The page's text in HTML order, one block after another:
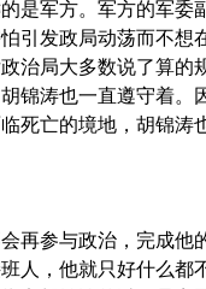
是军方。军方的军
引发政局动荡而不
治局大多数说了算
锦涛也一直遵守着
死亡的境地，胡锦涛
再参与政治，完成
人，他就只好什么